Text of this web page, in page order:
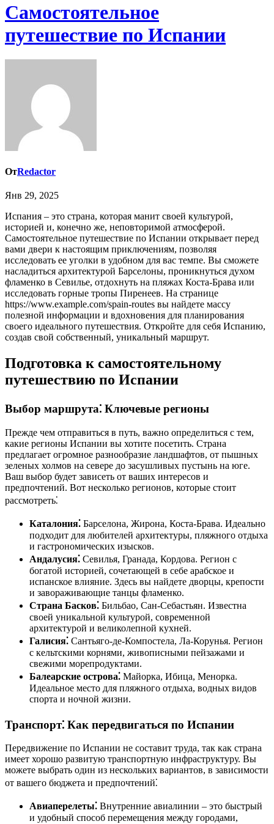
Самостоятельное
путешествие по Испании
ОтRedactor
Янв 29, 2025
Испания – это страна, которая манит своей культурой,
историей и, конечно же, неповторимой атмосферой.
Самостоятельное путешествие по Испании открывает перед
вами двери к настоящим приключениям, позволяя
исследовать ее уголки в удобном для вас темпе. Вы сможете
насладиться архитектурой Барселоны, проникнуться духом
фламенко в Севилье, отдохнуть на пляжах Коста-Брава или
исследовать горные тропы Пиренеев. На странице
https://www.example.com/spain-routes вы найдете массу
полезной информации и вдохновения для планирования
своего идеального путешествия. Откройте для себя Испанию,
создав свой собственный, уникальный маршрут.
Подготовка к самостоятельному
путешествию по Испании
Выбор маршрута⁚ Ключевые регионы
Прежде чем отправиться в путь, важно определиться с тем,
какие регионы Испании вы хотите посетить. Страна
предлагает огромное разнообразие ландшафтов, от пышных
зеленых холмов на севере до засушливых пустынь на юге.
Ваш выбор будет зависеть от ваших интересов и
предпочтений. Вот несколько регионов, которые стоит
рассмотреть⁚
Каталония⁚ Барселона, Жирона, Коста-Брава. Идеально
подходит для любителей архитектуры, пляжного отдыха
и гастрономических изысков.
Андалусия⁚ Севилья, Гранада, Кордова. Регион с
богатой историей, сочетающей в себе арабское и
испанское влияние. Здесь вы найдете дворцы, крепости
и завораживающие танцы фламенко.
Страна Басков⁚ Бильбао, Сан-Себастьян. Известна
своей уникальной культурой, современной
архитектурой и великолепной кухней.
Галисия⁚ Сантьяго-де-Компостела, Ла-Корунья. Регион
с кельтскими корнями, живописными пейзажами и
свежими морепродуктами.
Балеарские острова⁚ Майорка, Ибица, Менорка.
Идеальное место для пляжного отдыха, водных видов
спорта и ночной жизни.
Транспорт⁚ Как передвигаться по Испании
Передвижение по Испании не составит труда, так как страна
имеет хорошо развитую транспортную инфраструктуру. Вы
можете выбрать один из нескольких вариантов, в зависимости
от вашего бюджета и предпочтений⁚
Авиаперелеты⁚ Внутренние авиалинии – это быстрый
и удобный способ перемещения между городами,